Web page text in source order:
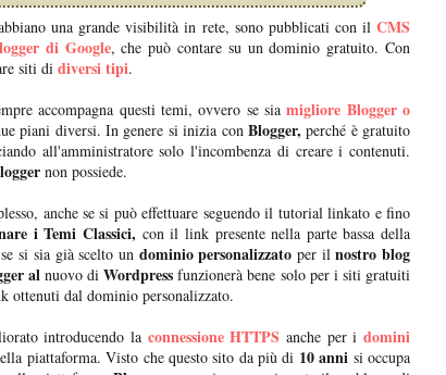
una grande visibilità in rete, sono pubblicati con il CMS
di Google, che può contare su un dominio gratuito. Con
siti di diversi tipi.
accompagna questi temi, ovvero se sia migliore Blogger o
piani diversi. In genere si inizia con Blogger, perché è gratuito
all'amministratore solo l'incombenza di creare i contenuti.
non possiede.
anche se si può effettuare seguendo il tutorial linkato e fino
i Temi Classici, con il link presente nella parte bassa della
si sia già scelto un dominio personalizzato per ilnostro blog
alnuovo diWordpressfunzionerà bene solo per i siti gratuiti
ottenuti dal dominio personalizzato.
introducendo la connessione HTTPS anche per idomini
piattaforma. Visto che questo sito da più di 10 anni si occupa